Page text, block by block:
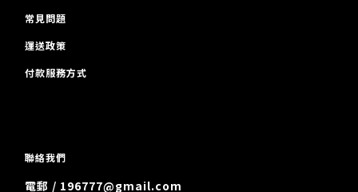
常見問題
運送政策
付款服務方式
聯絡我們
電郵 / 196777@gmail.com